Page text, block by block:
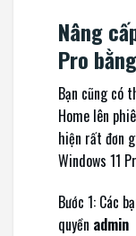
Nâng
Pro
Bạn cũng có
Home lên
hiện rất đơn
Windows 11
Bước 1: Các
quyền admin